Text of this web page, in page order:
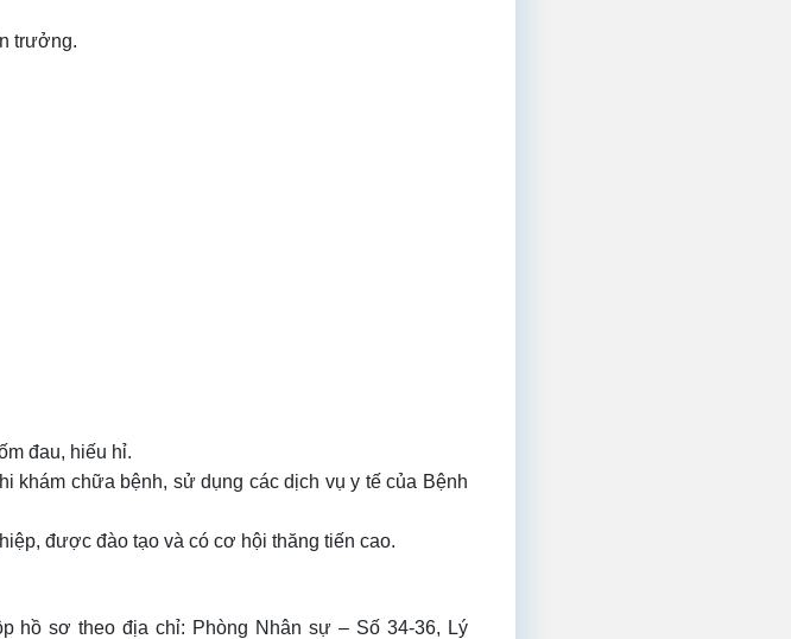
trưởng.
đau, hiếu hỉ.
chữa bệnh, sử dụng các dịch vụ y tế của Bệnh
được đào tạo và có cơ hội thăng tiến cao.
hồ sơ theo địa chỉ: Phòng Nhân sự – Số 34-36, Lý